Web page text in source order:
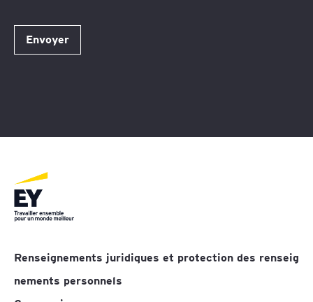
Envoyer
Renseignements juridiques et protection des renseig
nements personnels